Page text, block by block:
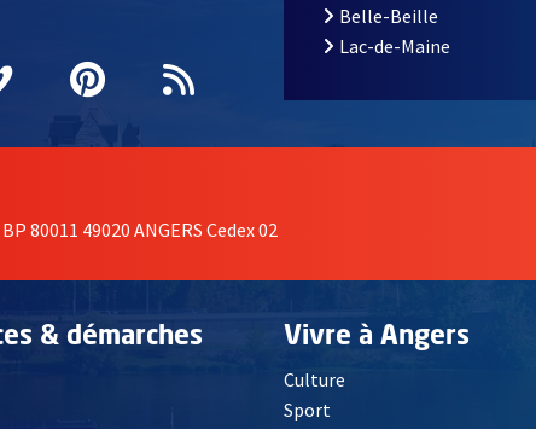
fenêtrefenêtre
une nouvelle fenêtre
Vimeo
, Ouvre une nouvelle fenêtre
Pinterest
, Ouvre une nouvelle fenêtre
Flux RSS
Belle-Beille
Lac-de-Maine
80011 49020 ANGERS Cedex 02
& démarches Vivre à Angers
Culture
Sport